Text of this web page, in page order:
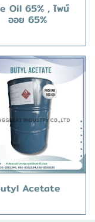
Oil 65% , ไพน์
ออย 65%
Acetate